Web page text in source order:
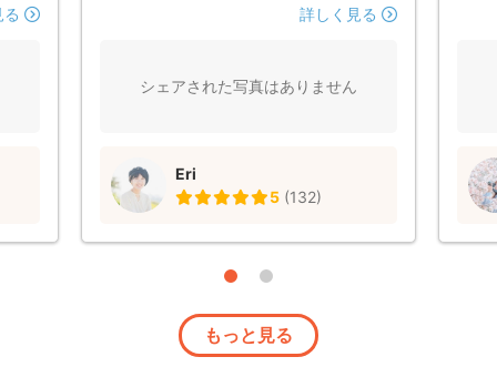
世話
もらって色んな表情、場所での写真を撮っ
で撮影ができていました。 仕上がりも素
詳しく見る
シェアされた写真はありません
Eri
5 (132)
もっと見る